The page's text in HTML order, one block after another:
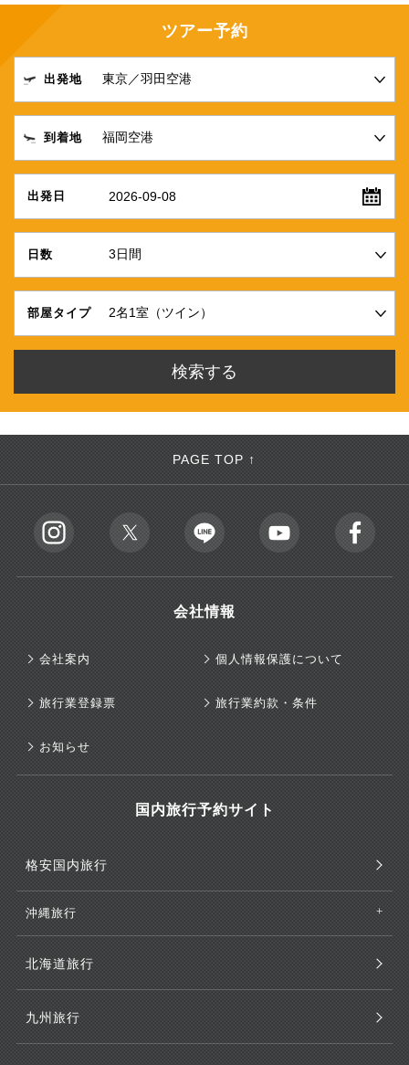
ツアー予約
出発地
到着地
出発日 2026-09-08
日数
部屋タイプ
PAGE TOP ↑
会社情報
会社案内 個人情報保護について
旅行業登録票 旅行業約款・条件
お知らせ
国内旅行予約サイト
格安国内旅行
沖縄旅行
北海道旅行
九州旅行